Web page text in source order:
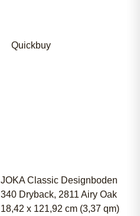
Quickbuy
JOKA Classic Designboden
340 Dryback, 2811 Airy Oak
18,42 x 121,92 cm (3,37 qm)